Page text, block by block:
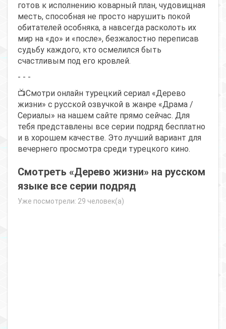
готов к исполнению коварный план, чудовищная
месть, способная не просто нарушить покой
обитателей особняка, а навсегда расколоть их
мир на «до» и «после», безжалостно переписав
судьбу каждого, кто осмелился быть
счастливым под его кровлей.
- - -
📺Смотри онлайн турецкий сериал «Дерево
жизни» с русской озвучкой в жанре «Драма /
Сериалы» на нашем сайте прямо сейчас. Для
тебя представлены все серии подряд бесплатно
и в хорошем качестве. Это лучший вариант для
вечернего просмотра среди турецкого кино.
Смотреть «Дерево жизни» на русском
языке все серии подряд
Уже посмотрели: 29 человек(а)